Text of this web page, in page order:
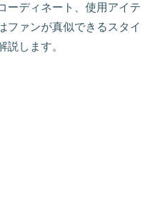
ーディネート、使用アイテ
ファンが真似できるスタイ
説します。